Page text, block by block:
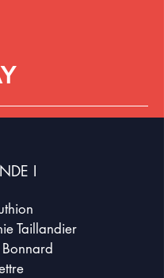
I
Taillandier